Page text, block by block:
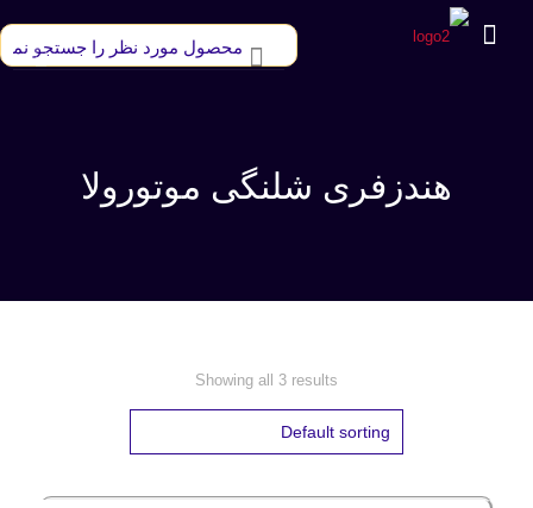
هندزفری شلنگی موتورولا
Showing all 3 results